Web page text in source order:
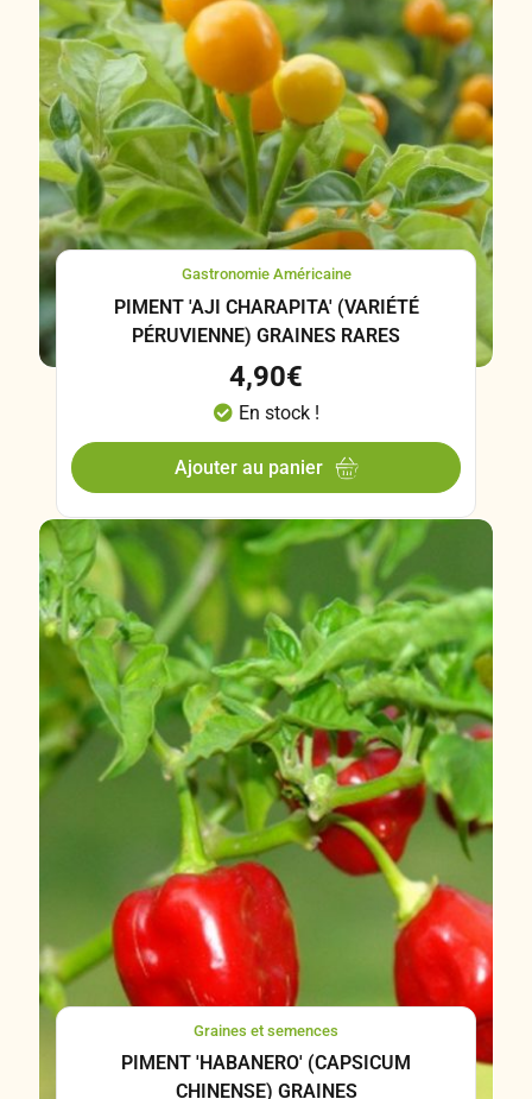
Gastronomie Américaine
PIMENT 'AJI CHARAPITA' (VARIÉTÉ
PÉRUVIENNE) GRAINES RARES
4,90€
En stock !
Ajouter au panier
Graines et semences
PIMENT 'HABANERO' (CAPSICUM
CHINENSE) GRAINES